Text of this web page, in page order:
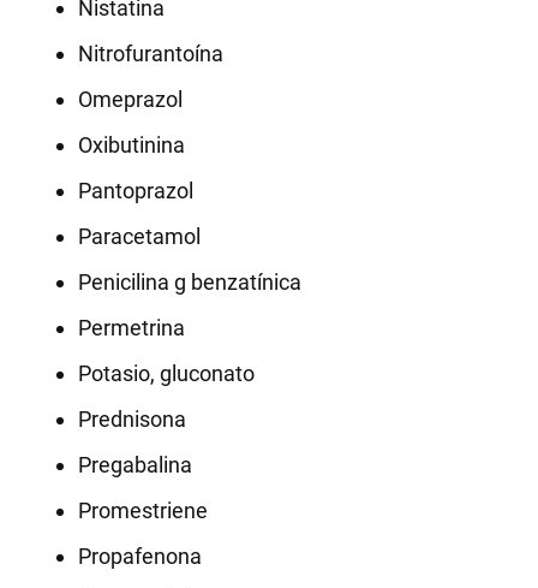
Nistatina
Nitrofurantoína
Omeprazol
Oxibutinina
Pantoprazol
Paracetamol
Penicilina g benzatínica
Permetrina
Potasio, gluconato
Prednisona
Pregabalina
Promestriene
Propafenona